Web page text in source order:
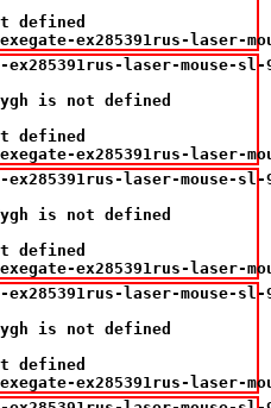
defined
ex285391rus-laser-
laser-mouse-sl-
is not defined
defined
ex285391rus-laser-
laser-mouse-sl-
is not defined
defined
ex285391rus-laser-
laser-mouse-sl-
is not defined
defined
ex285391rus-laser-